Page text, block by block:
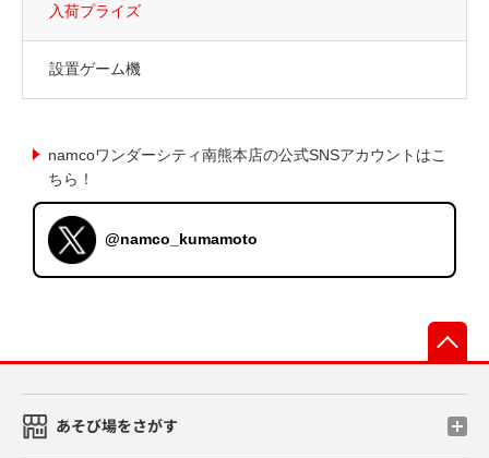
入荷プライズ
設置ゲーム機
namcoワンダーシティ南熊本店の公式SNSアカウントはこ
ちら！
@namco_kumamoto
あそび場をさがす